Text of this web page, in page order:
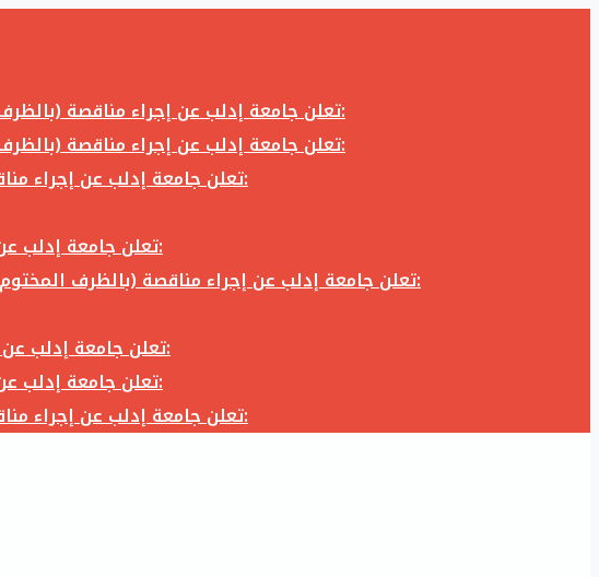
تعلن جامعة إدلب عن إجراء مناقصة (بالظرف المختوم) لشراء وتوريد كاميرا تصوير وعدسة كاميرا لزوم المكتب الإعلامي في جامعة إدلب وفق الآتي:
تعلن جامعة إدلب عن إجراء مناقصة (بالظرف المختوم) لشراء وتوريد كاميرا تصوير وعدسة كاميرا لزوم المكتب الإعلامي في جامعة إدلب وفق الآتي:
تعلن جامعة إدلب عن إجراء مناقصة (بالظرف المختوم) لأعمال تجهيز مخبر الدراسات العليا في كلية العلوم في جامعة ادلب وفق الآتي:
تعلن جامعة إدلب عن إجراء مناقصة (بالظرف المختوم) لشراء وتوريد أثاث مكاتب لزوم مكاتب وقاعات جامعة إدلب وفق الآتي:
تعلن جامعة إدلب عن إجراء مناقصة (بالظرف المختوم) لشراء وتوريد زجاجيات ومواد مخبرية لزوم مخابر جامعة إدلب وفق الكميات والمواصفات المحددة أدناه:
تعلن جامعة إدلب عن إجراء مناقصة (بالظرف المختوم) لأعمال بناء طابق في مبنى رئاسة الجامعة في جامعة ادلب وفق الآتي:
تعلن جامعة إدلب عن إجراء مناقصة (بالظرف المختوم) لشراء وتوريد أثاث مكاتب لزوم مكاتب وقاعات جامعة إدلب وفق الآتي:
تعلن جامعة إدلب عن إجراء مناقصة (بالظرف المختوم) لأعمال تجهيز مخبر الدراسات العليا في كلية العلوم في جامعة ادلب وفق الآتي: